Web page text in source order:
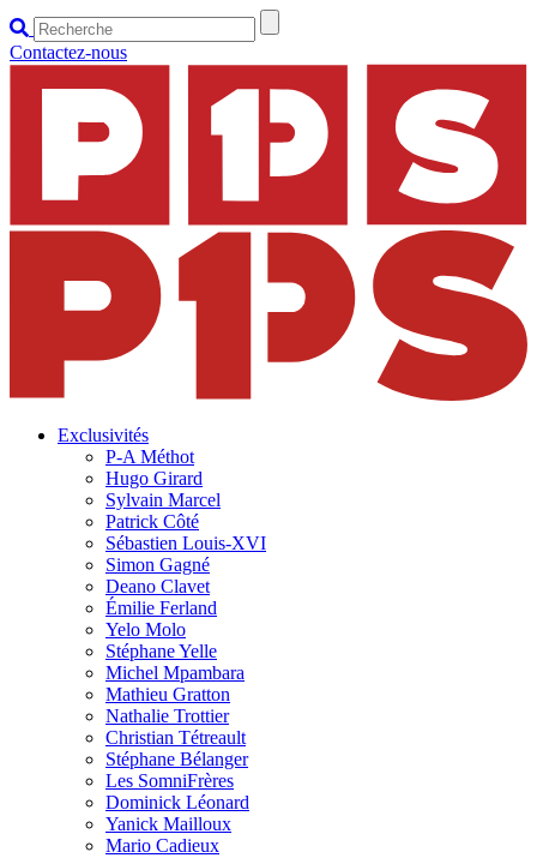
Contactez-nous
Exclusivités
P-A Méthot
Hugo Girard
Sylvain Marcel
Patrick Côté
Sébastien Louis-XVI
Simon Gagné
Deano Clavet
Émilie Ferland
Yelo Molo
Stéphane Yelle
Michel Mpambara
Mathieu Gratton
Nathalie Trottier
Christian Tétreault
Stéphane Bélanger
Les SomniFrères
Dominick Léonard
Yanick Mailloux
Mario Cadieux